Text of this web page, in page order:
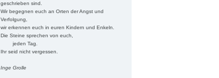
geschrieben sind.
Wir begegnen euch an Orten der Angst und
Verfolgung,
wir erkennen euch in euren Kindern und Enkeln.
Die Steine sprechen von euch,
jeden Tag.
Ihr seid nicht vergessen.
Inge Grolle